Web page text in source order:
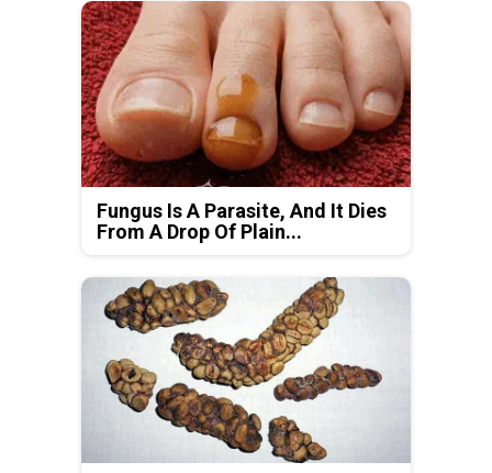
Fungus Is A Parasite, And It Dies
From A Drop Of Plain...